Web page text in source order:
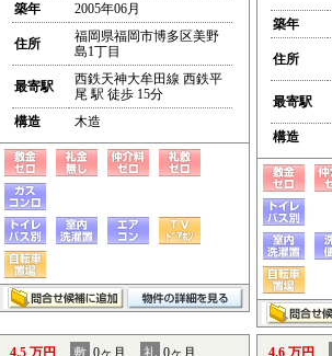
築年
2005年06月
住所
福岡県福岡市博多区美野
島1丁目
最寄駅
西鉄天神大牟田線 西鉄平
尾 駅 徒歩 15分
構造
木造
築年
住所
最寄駅
構造
4.5 万円 敷 0ヶ月 礼 0ヶ月 4.6 万円